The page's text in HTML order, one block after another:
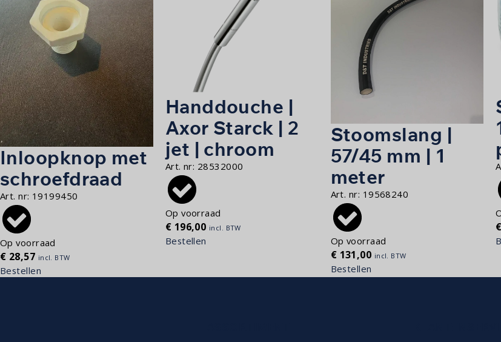
Inloopknop met
schroefdraad
Art. nr: 19199450
Op voorraad
€ 28,57 incl. BTW
Bestellen
Handdouche |
Axor Starck | 2
jet | chroom
Art. nr: 28532000
Op voorraad
€ 196,00 incl. BTW
Bestellen
Stoomslang |
57/45 mm | 1
meter
Art. nr: 19568240
Op voorraad
€ 131,00 incl. BTW
Bestellen
€